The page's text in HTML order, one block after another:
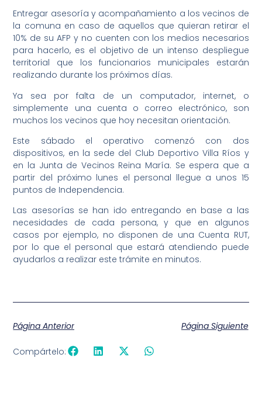
Entregar asesoría y acompañamiento a los vecinos de
la comuna en caso de aquellos que quieran retirar el
10% de su AFP y no cuenten con los medios necesarios
para hacerlo, es el objetivo de un intenso despliegue
territorial que los funcionarios municipales estarán
realizando durante los próximos días.
Ya sea por falta de un computador, internet, o
simplemente una cuenta o correo electrónico, son
muchos los vecinos que hoy necesitan orientación.
Este sábado el operativo comenzó con dos
dispositivos, en la sede del Club Deportivo Villa Ríos y
en la Junta de Vecinos Reina María. Se espera que a
partir del próximo lunes el personal llegue a unos 15
puntos de Independencia.
Las asesorías se han ido entregando en base a las
necesidades de cada persona, y que en algunos
casos por ejemplo, no disponen de una Cuenta RUT,
por lo que el personal que estará atendiendo puede
ayudarlos a realizar este trámite en minutos.
Página Anterior Página Siguiente
Compártelo: